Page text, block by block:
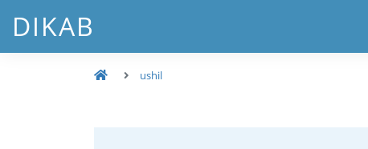
DIKAB
ushil